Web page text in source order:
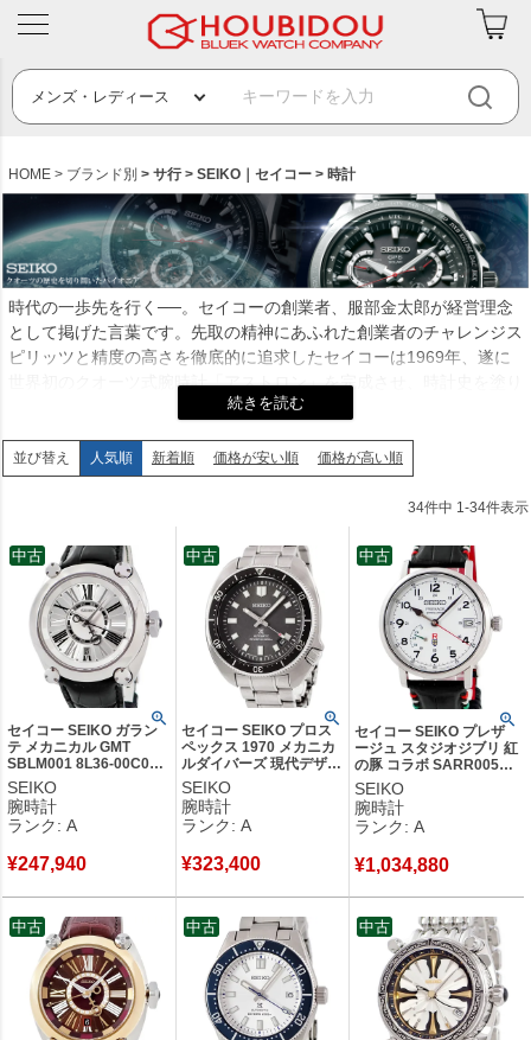
HOME ブランド別 サ行 SEIKO｜セイコー 時計
時代の一歩先を行く──。セイコーの創業者、服部金太郎が経営理念
として掲げた言葉です。先取の精神にあふれた創業者のチャレンジス
ピリッツと精度の高さを徹底的に追求したセイコーは1969年、遂に
世界初のクオーツ式腕時計「アストロン」を完成させ、時計史を塗り
替えるほどの革命を起こして世界中にその名を知らしめます。さらに
ソーラー時計、自動発電で定期的な電池交換を不要とした「キネティ
ック」、機械式とクオーツを融合させた世界唯一のハイブリッドムー
ブメント「スプリングドライブ」を開発するなど革新的なタイムピー
スを次々と発表。時計の価値を知るビジネスマンから知的な大人の女
性まで幅広く愛されるセイコーは、まさに日本が世界に誇る信頼のジ
ャパンメイドブランドです。
創業年：1881年
発祥地：日本 東京都
創業者：服部金太郎
並び替え 人気順 新着順 価格が安い順 価格が高い順
34件中 1-34件表示
セイコー SEIKO ガラン
テ メカニカル GMT
SBLM001 8L36-00C0
OH済 シルバー デイト デ
ュアルタイム メンズ 腕
時計自動巻き シルバー
【中古】中古美品
SEIKO
腕時計
ランク: A
¥247,940
中古
セイコー SEIKO プロス
ペックス 1970 メカニカ
ルダイバーズ 現代デザイ
ン SBDX047 8L35-01G0
植村直己 メンズ 腕時計
自動巻き グレー 【中
古】中古美品
SEIKO
腕時計
ランク: A
¥323,400
中古
セイコー SEIKO プレザ
ージュ スタジオジブリ 紅
の豚 コラボ SARR005
5R65-0AV0 スプリング
ドライブ 限定 メンズ 腕
時計自動巻き ホワイト
【中古】中古美品
SEIKO
腕時計
ランク: A
¥1,034,880
中古
中古 中古 中古